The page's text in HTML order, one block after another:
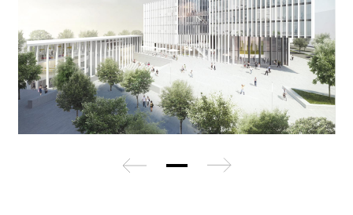
zurück weiter